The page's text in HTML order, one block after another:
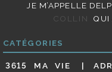
JE M’APPELLE
COLLIN
QUI
CATÉGORIES
3615 MA VIE